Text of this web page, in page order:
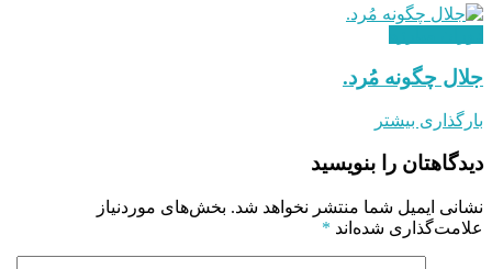
جلال چگونه مُرد.
بارگذاری بیشتر
دیدگاهتان را بنویسید
نشانی ایمیل شما منتشر نخواهد شد. بخش‌های موردنیاز
علامت‌گذاری شده‌اند *